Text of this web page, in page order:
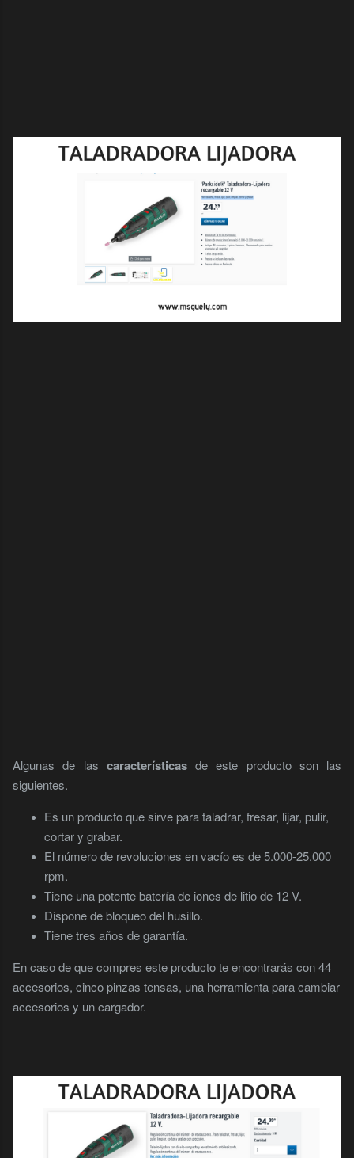
Algunas de las característicasde este producto son las
siguientes.
Es un producto que sirve para taladrar, fresar, lijar, pulir,
cortar y grabar.
El número de revoluciones en vacío es de 5.000-25.000
rpm.
Tiene una potente batería de iones de litio de 12 V.
Dispone de bloqueo del husillo.
Tiene tres años de garantía.
En caso de que compres este producto te encontrarás con 44
accesorios, cinco pinzas tensas, una herramienta para cambiar
accesorios y un cargador.